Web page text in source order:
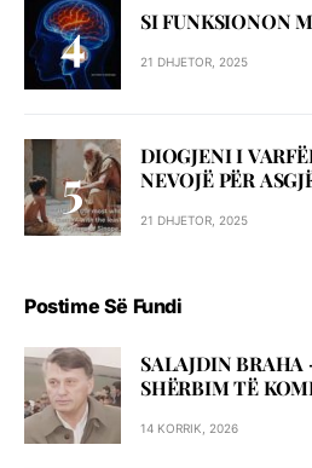
SI FUNKSIONON
21 DHJETOR, 2025
DIOGJENI I
NEVOJË PËR
21 DHJETOR, 2025
Postime Së Fundi
SALAJDIN BRAHA
SHЁRBIM TЁ
14 KORRIK, 2026